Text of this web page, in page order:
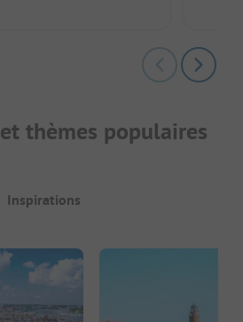
thèmes populaires
Inspirations